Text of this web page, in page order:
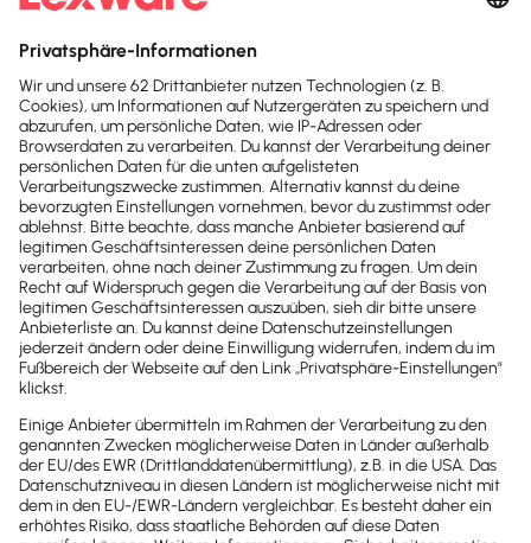
zuverlässig.
Antworten auf die häufigsten
Fragen zu Rechnungen für
innergemeinschaftliche
Lieferungen
Kontaktiere uns
Worin unterscheidet sich die Rechnung für
eine innergemeinschaftliche Lieferung von
einer inländischen Rechnung?